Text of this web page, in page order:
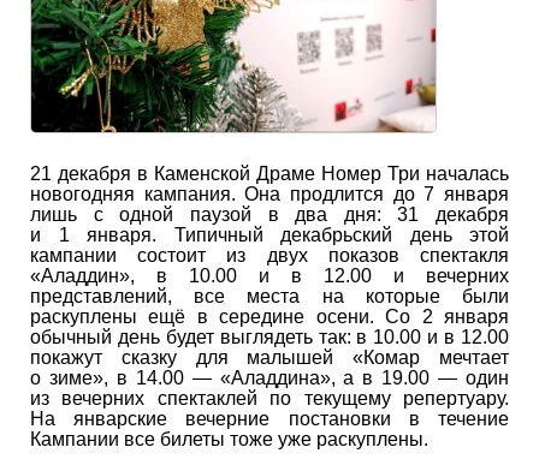
21 декабря в Каменской Драме Номер Три началась
новогодняя кампания. Она продлится до 7 января
лишь с одной паузой в два дня: 31 декабря
и 1 января. Типичный декабрьский день этой
кампании состоит из двух показов спектакля
«Аладдин», в 10.00 и в 12.00 и вечерних
представлений, все места на которые были
раскуплены ещё в середине осени. Со 2 января
обычный день будет выглядеть так: в 10.00 и в 12.00
покажут сказку для малышей «Комар мечтает
о зиме», в 14.00 — «Аладдина», а в 19.00 — один
из вечерних спектаклей по текущему репертуару.
На январские вечерние постановки в течение
Кампании все билеты тоже уже раскуплены.